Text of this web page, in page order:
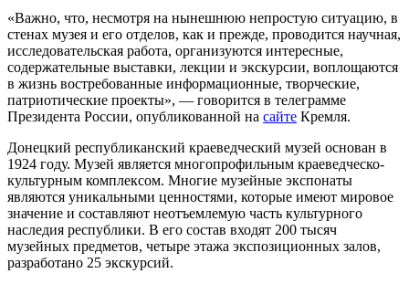
«Важно, что, несмотря на нынешнюю непростую ситуацию, в
стенах музея и его отделов, как и прежде, проводится научная,
исследовательская работа, организуются интересные,
содержательные выставки, лекции и экскурсии, воплощаются
в жизнь востребованные информационные, творческие,
патриотические проекты», — говорится в телеграмме
Президента России, опубликованной на сайте Кремля.
Донецкий республиканский краеведческий музей основан в
1924 году. Музей является многопрофильным краеведческо-
культурным комплексом. Многие музейные экспонаты
являются уникальными ценностями, которые имеют мировое
значение и составляют неотъемлемую часть культурного
наследия республики. В его состав входят 200 тысяч
музейных предметов, четыре этажа экспозиционных залов,
разработано 25 экскурсий.